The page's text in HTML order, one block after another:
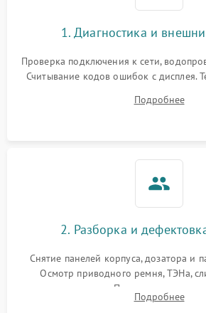
1. Диагностика и
Проверка подключения к сети,
Считывание кодов ошибок с дисплея.
выявления посторонних шумов,
электронного модуля
Подробнее
2. Разборка и
Снятие панелей корпуса, дозатора и
Осмотр приводного ремня, ТЭНа,
амортизаторов. Проверка
крестовины на износ, а манжеты
Подробнее